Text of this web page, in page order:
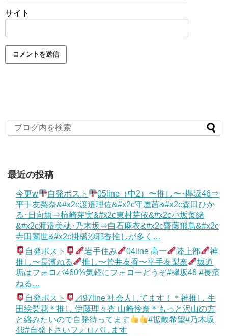
サイト
最近の投稿
今更w 自発ポスト
05line（中2）〜推し〜･欅坂46⇒
平手友梨奈&#x2c渡邉理佐&#x2c守屋茜&#x2c森田ひか
る･日向坂⇒柿崎芽実&#x2c東村芽依&#x2c小坂菜緒
&#x2c渡邉美穂･乃木坂⇒白石麻衣&#x2c齋藤飛鳥&#x2c
寺田蘭世&#x2c掛橋沙耶香推しが多く…
自発ポスト
岩手住み 04line 高一 陸上部
神
推し〜長濱ねる
推し〜菅井友香〜平手友梨奈
坂道
垢はフォロバ460%気軽にフォローどうぞ#欅坂46 #長濱
ねる…
自発ポスト
⊿97line 社会人してます！＊神推し 生
田絵梨花＊推し 伊藤理々杏 山崎怜奈＊もっと沢山の方
と絡みたいので自発待ってます
#拡散希望#乃木坂
46#自発下さいフォロバします